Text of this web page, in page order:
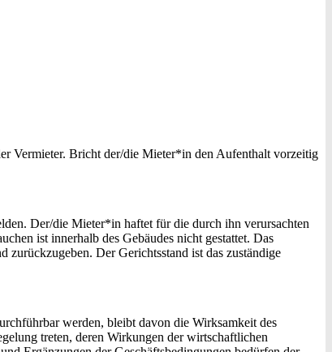
Vermieter. Bricht der/die Mieter*in den Aufenthalt vorzeitig
Der/die Mieter*in haftet für die durch ihn verursachten
ist innerhalb des Gebäudes nicht gestattet. Das
Der Gerichtsstand ist das zuständige
werden, bleibt davon die Wirksamkeit des
treten, deren Wirkungen der wirtschaftlichen